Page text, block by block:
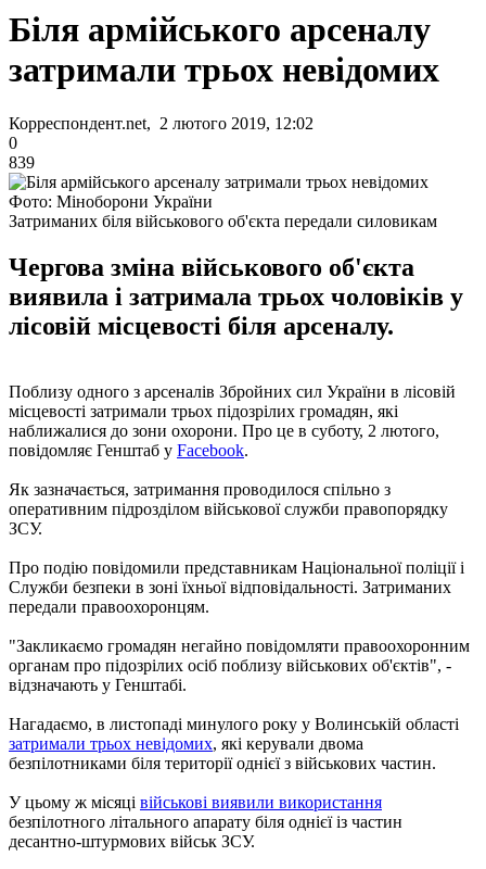
Біля армійського арсеналу
затримали трьох невідомих
Корреспондент.net, 2 лютого 2019, 12:02
0
839
Фото: Міноборони України
Затриманих біля військового об'єкта передали силовикам
Чергова зміна військового об'єкта
виявила і затримала трьох чоловіків у
лісовій місцевості біля арсеналу.
Поблизу одного з арсеналів Збройних сил України в лісовій
місцевості затримали трьох підозрілих громадян, які
наближалися до зони охорони. Про це в суботу, 2 лютого,
повідомляє Генштаб у Facebook.
Як зазначається, затримання проводилося спільно з
оперативним підрозділом військової служби правопорядку
ЗСУ.
Про подію повідомили представникам Національної поліції і
Служби безпеки в зоні їхньої відповідальності. Затриманих
передали правоохоронцям.
"Закликаємо громадян негайно повідомляти правоохоронним
органам про підозрілих осіб поблизу військових об'єктів", -
відзначають у Генштабі.
Нагадаємо, в листопаді минулого року у Волинській області
затримали трьох невідомих, які керували двома
безпілотниками біля території однієї з військових частин.
У цьому ж місяці військові виявили використання
безпілотного літального апарату біля однієї із частин
десантно-штурмових військ ЗСУ.